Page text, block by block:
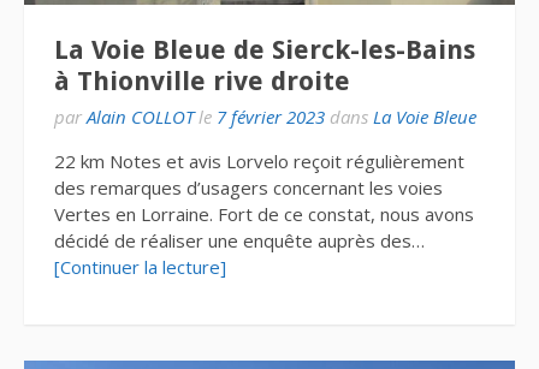
La Voie Bleue de Sierck-les-Bains
à Thionville rive droite
par Alain COLLOTle 7 février 2023 dans La Voie Bleue
22 km Notes et avis Lorvelo reçoit régulièrement
des remarques d’usagers concernant les voies
Vertes en Lorraine. Fort de ce constat, nous avons
décidé de réaliser une enquête auprès des…
[Continuer la lecture]